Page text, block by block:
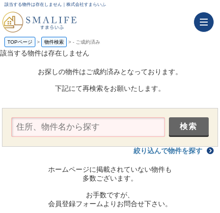
該当する物件は存在しません｜株式会社すまらいふ
TOPページ 物件検索 - ご成約済み
該当する物件は存在しません
お探しの物件はご成約済みとなっております。
下記にて再検索をお願いたします。
絞り込んで物件を探す
ホームページに掲載されていない物件も
多数ございます。
お手数ですが、
会員登録フォームよりお問合せ下さい。